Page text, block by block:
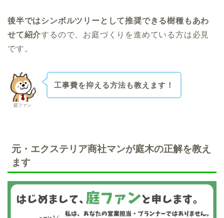
後半ではシンボルツリーとして推奨できる樹種もあわ
せて紹介するので、お庭づくりを進めている方は必見
です。
庭ファン
工事費を抑える方法も教えます！
元・エクステリア商社マンが庭木の正解を教え
ます